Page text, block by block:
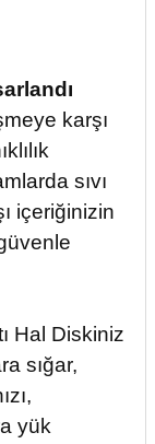
karşı
sıvı
içeriğinizin
Hal Diskiniz
sığar,
yük